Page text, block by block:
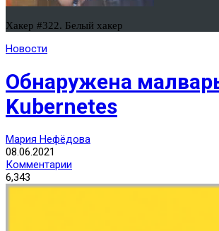
Хакер #322. Белый хакер
Новости
Обнаружена
Kubernetes
Мария Нефёдова
08.06.2021
Комментарии
6,343